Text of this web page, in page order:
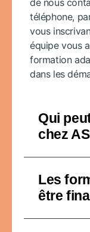
de nous
téléphone,
vous
équipe vous
formation
dans les
Qui
chez
Les
être